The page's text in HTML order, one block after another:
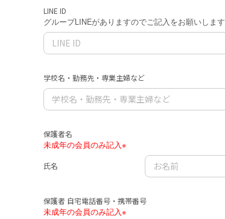
LINE ID
グループLINEがありますのでご記入をお願いします
学校名・勤務先・専業主婦など
保護者名
未成年の会員のみ記入※
氏名
保護者 自宅電話番号・携帯番号
未成年の会員のみ記入※